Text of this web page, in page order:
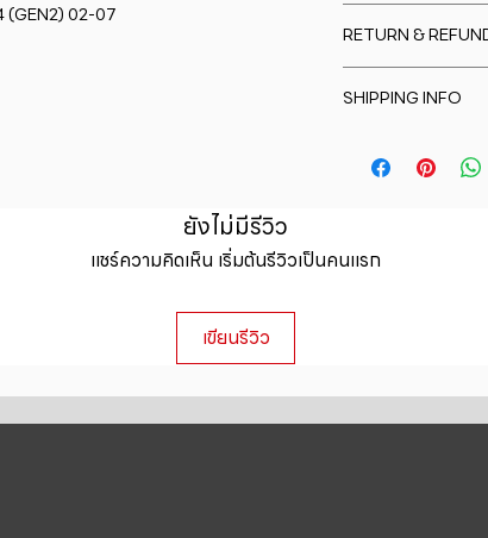
(GEN2) 02-07
information about
material, care
great space to
RETURN &
to let your
straightforward
way to build
SHIPPING INFO
information
can buy from you
ยังไม่มีรีวิว
แชร์ความคิดเห็น เริ่มต้นรีวิวเป็นคนแรก
เขียนรีวิว